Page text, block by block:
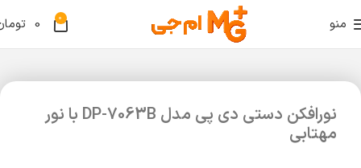
منو 0
0
نورافکن دستی دی پی مدل DP-7063B با نور
مهتابی